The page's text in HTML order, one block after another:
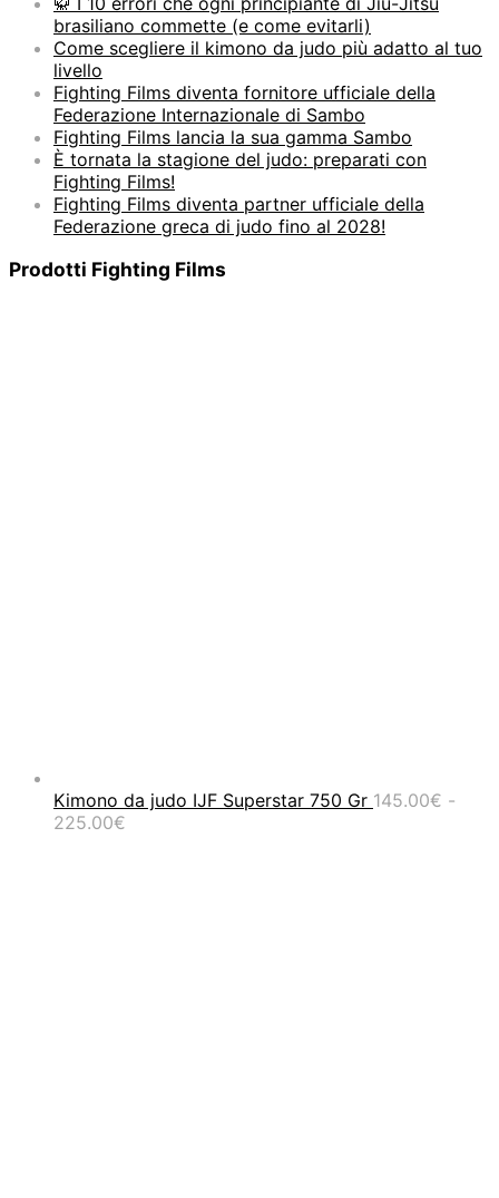
brasiliano commette (e come evitarli)
Come scegliere il kimono da judo più adatto al tuo
livello
Fighting Films diventa fornitore ufficiale della
Federazione Internazionale di Sambo
Fighting Films lancia la sua gamma Sambo
È tornata la stagione del judo: preparati con
Fighting Films!
Fighting Films diventa partner ufficiale della
Federazione greca di judo fino al 2028!
Prodotti Fighting Films
Kimono da judo IJF Superstar 750 Gr 145.00€ -
225.00€